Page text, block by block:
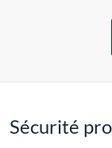
Sécurité